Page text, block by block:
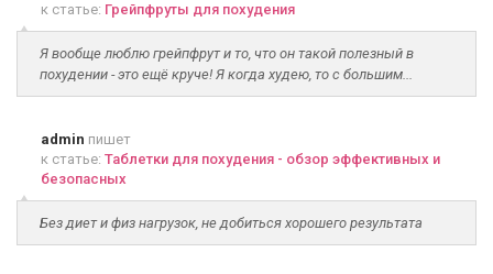
к статье: Грейпфруты для похудения
Я вообще люблю грейпфрут и то, что он такой полезный в
похудении - это ещё круче! Я когда худею, то с большим...
admin пишет
к статье: Таблетки для похудения - обзор эффективных и
безопасных
Без диет и физ нагрузок, не добиться хорошего результата